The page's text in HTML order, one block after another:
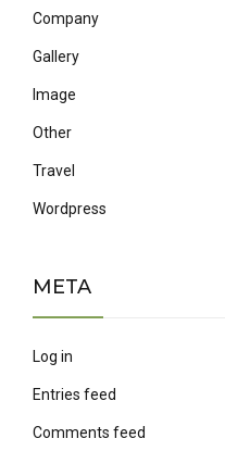
Company
Gallery
Image
Other
Travel
Wordpress
META
Log in
Entries feed
Comments feed